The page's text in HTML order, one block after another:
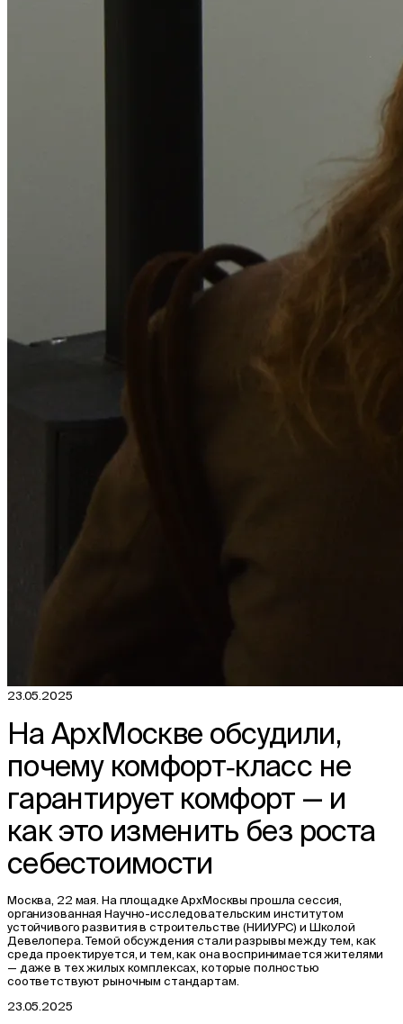
23.05.2025
На АрхМоскве обсудили,
почему комфорт‑класс не
гарантирует комфорт — и
как это изменить без роста
себестоимости
Москва, 22 мая. На площадке АрхМосквы прошла сессия,
организованная Научно-исследовательским институтом
устойчивого развития в строительстве (НИИУРС) и Школой
Девелопера. Темой обсуждения стали разрывы между тем, как
среда проектируется, и тем, как она воспринимается жителями
— даже в тех жилых комплексах, которые полностью
соответствуют рыночным стандартам.
23.05.2025